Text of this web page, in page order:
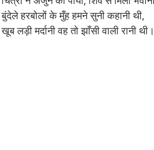
बुंदेले हरबोलों के मुँह हमने सुनी कहानी थी,
खूब लड़ी मर्दानी वह तो झाँसी वाली रानी